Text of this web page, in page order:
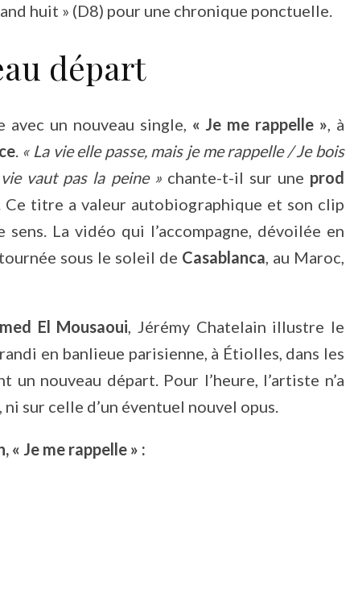
huit » (D8) pour une chronique ponctuelle.
départ
un nouveau single, « Je me rappelle », à
. « La vie elle passe, mais je me rappelle / Je bois
vaut pas la peine »chante-t-il sur une prod
Ce titre a valeur autobiographique et son clip
La vidéo qui l’accompagne, dévoilée en
sous le soleil de Casablanca, au Maroc,
El Mousaoui, Jérémy Chatelain illustre le
en banlieue parisienne, à Étiolles, dans les
nouveau départ. Pour l’heure, l’artiste n’a
sur celle d’un éventuel nouvel opus.
« Je me rappelle » :